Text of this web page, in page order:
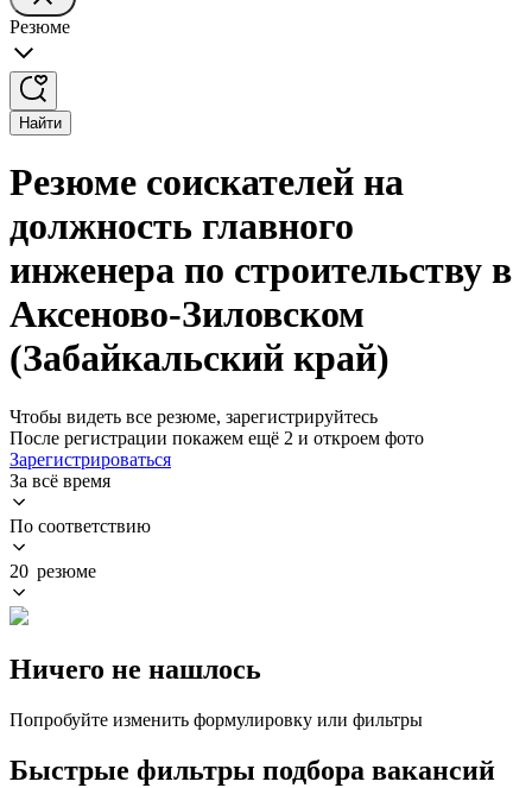
Резюме
Найти
Резюме соискателей на
должность главного
инженера по строительству в
Аксеново-Зиловском
(Забайкальский край)
Чтобы видеть все резюме, зарегистрируйтесь
После регистрации покажем ещё 2 и откроем фото
Зарегистрироваться
За всё время
По соответствию
20 резюме
Ничего не нашлось
Попробуйте изменить формулировку или фильтры
Быстрые фильтры подбора вакансий